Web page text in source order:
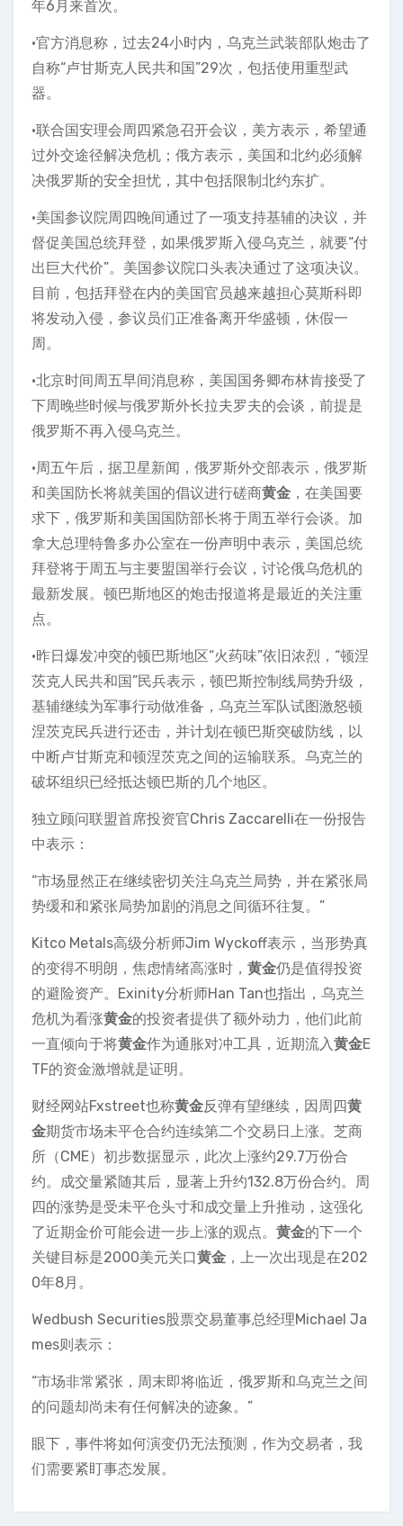
年6月来首次。
•官方消息称，过去24小时内，乌克兰武装部队炮击了
自称“卢甘斯克人民共和国”29次，包括使用重型武
器。
•联合国安理会周四紧急召开会议，美方表示，希望通
过外交途径解决危机；俄方表示，美国和北约必须解
决俄罗斯的安全担忧，其中包括限制北约东扩。
•美国参议院周四晚间通过了一项支持基辅的决议，并
督促美国总统拜登，如果俄罗斯入侵乌克兰，就要“付
出巨大代价”。美国参议院口头表决通过了这项决议。
目前，包括拜登在内的美国官员越来越担心莫斯科即
将发动入侵，参议员们正准备离开华盛顿，休假一
周。
•北京时间周五早间消息称，美国国务卿布林肯接受了
下周晚些时候与俄罗斯外长拉夫罗夫的会谈，前提是
俄罗斯不再入侵乌克兰。
•周五午后，据卫星新闻，俄罗斯外交部表示，俄罗斯
和美国防长将就美国的倡议进行磋商黄金 ，在美国要
求下，俄罗斯和美国国防部长将于周五举行会谈。加
拿大总理特鲁多办公室在一份声明中表示，美国总统
拜登将于周五与主要盟国举行会议，讨论俄乌危机的
最新发展。顿巴斯地区的炮击报道将是最近的关注重
点。
•昨日爆发冲突的顿巴斯地区“火药味”依旧浓烈，“顿涅
茨克人民共和国”民兵表示，顿巴斯控制线局势升级，
基辅继续为军事行动做准备，乌克兰军队试图激怒顿
涅茨克民兵进行还击，并计划在顿巴斯突破防线，以
中断卢甘斯克和顿涅茨克之间的运输联系。乌克兰的
破坏组织已经抵达顿巴斯的几个地区。
独立顾问联盟首席投资官Chris Zaccarelli在一份报告
中表示：
“市场显然正在继续密切关注乌克兰局势，并在紧张局
势缓和和紧张局势加剧的消息之间循环往复。”
Kitco Metals高级分析师Jim Wyckoff表示，当形势真
的变得不明朗，焦虑情绪高涨时， 黄金仍是值得投资
的避险资产。Exinity分析师Han Tan也指出，乌克兰
危机为看涨黄金的投资者提供了额外动力，他们此前
一直倾向于将黄金作为通胀对冲工具，近期流入黄金E
TF的资金激增就是证明。
财经网站Fxstreet也称黄金反弹有望继续，因周四黄
金期货市场未平仓合约连续第二个交易日上涨。芝商
所（CME）初步数据显示，此次上涨约29.7万份合
约。成交量紧随其后，显著上升约132.8万份合约。周
四的涨势是受未平仓头寸和成交量上升推动，这强化
了近期金价可能会进一步上涨的观点。 黄金的下一个
关键目标是2000美元关口黄金 ，上一次出现是在202
0年8月。
Wedbush Securities股票交易董事总经理Michael Ja
mes则表示：
“市场非常紧张，周末即将临近，俄罗斯和乌克兰之间
的问题却尚未有任何解决的迹象。”
眼下，事件将如何演变仍无法预测，作为交易者，我
们需要紧盯事态发展。